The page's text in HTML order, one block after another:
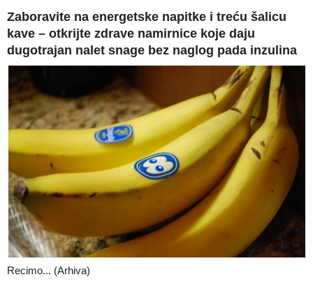
Zaboravite na energetske napitke i treću šalicu
kave – otkrijte zdrave namirnice koje daju
dugotrajan nalet snage bez naglog pada inzulina
Recimo... (Arhiva)